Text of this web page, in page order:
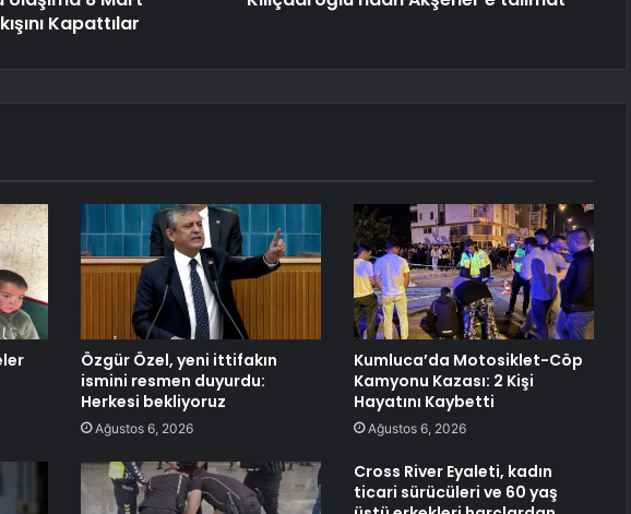
Kapattılar
Özgür Özel, yeni ittifakın
ismini resmen duyurdu:
Herkesi bekliyoruz
Ağustos 6, 2026
Kumluca’da Motosiklet-Cöp
Kamyonu Kazası: 2 Kişi
Hayatını Kaybetti
Ağustos 6, 2026
Cross River Eyaleti, kadın
ticari sürücüleri ve 60 yaş